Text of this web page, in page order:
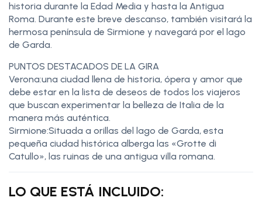
historia durante la Edad Media y hasta la Antigua
Roma. Durante este breve descanso, también visitará la
hermosa península de Sirmione y navegará por el lago
de Garda.
PUNTOS DESTACADOS DE LA GIRA
Verona:una ciudad llena de historia, ópera y amor que
debe estar en la lista de deseos de todos los viajeros
que buscan experimentar la belleza de Italia de la
manera más auténtica.
Sirmione:Situada a orillas del lago de Garda, esta
pequeña ciudad histórica alberga las «Grotte di
Catullo», las ruinas de una antigua villa romana.
LO QUE ESTÁ INCLUIDO: